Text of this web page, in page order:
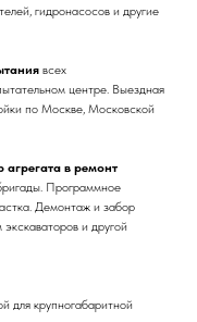
гидронасосов и другие
всех
центре. Выездная
по Москве, Московской
в ремонт
Программное
Демонтаж и забор
и другой
для крупногабаритной